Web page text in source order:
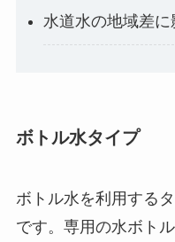
水道水の地域差
ボトル水タイプ
ボトル水を利用する
です。専用の水ボト